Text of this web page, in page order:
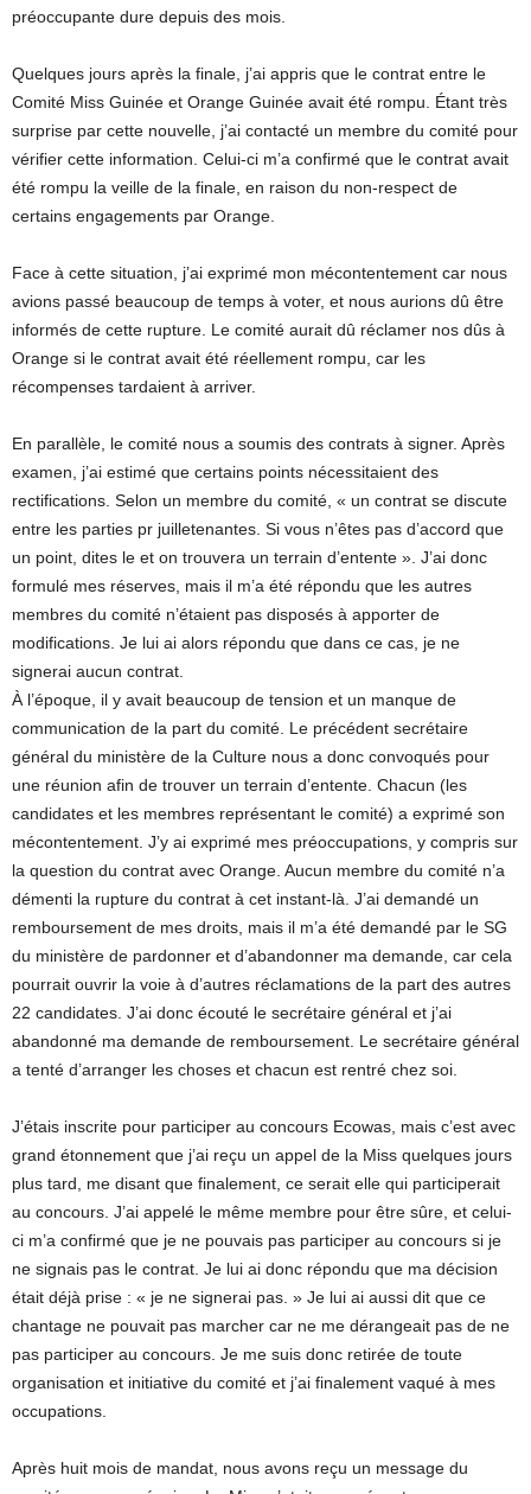
préoccupante dure depuis des mois.
Quelques jours après la finale, j’ai appris que le contrat entre le
Comité Miss Guinée et Orange Guinée avait été rompu. Étant très
surprise par cette nouvelle, j’ai contacté un membre du comité pour
vérifier cette information. Celui-ci m’a confirmé que le contrat avait
été rompu la veille de la finale, en raison du non-respect de
certains engagements par Orange.
Face à cette situation, j’ai exprimé mon mécontentement car nous
avions passé beaucoup de temps à voter, et nous aurions dû être
informés de cette rupture. Le comité aurait dû réclamer nos dûs à
Orange si le contrat avait été réellement rompu, car les
récompenses tardaient à arriver.
En parallèle, le comité nous a soumis des contrats à signer. Après
examen, j’ai estimé que certains points nécessitaient des
rectifications. Selon un membre du comité, « un contrat se discute
entre les parties pr juilletenantes. Si vous n’êtes pas d’accord que
un point, dites le et on trouvera un terrain d’entente ». J’ai donc
formulé mes réserves, mais il m’a été répondu que les autres
membres du comité n’étaient pas disposés à apporter de
modifications. Je lui ai alors répondu que dans ce cas, je ne
signerai aucun contrat.
À l’époque, il y avait beaucoup de tension et un manque de
communication de la part du comité. Le précédent secrétaire
général du ministère de la Culture nous a donc convoqués pour
une réunion afin de trouver un terrain d’entente. Chacun (les
candidates et les membres représentant le comité) a exprimé son
mécontentement. J’y ai exprimé mes préoccupations, y compris sur
la question du contrat avec Orange. Aucun membre du comité n’a
démenti la rupture du contrat à cet instant-là. J’ai demandé un
remboursement de mes droits, mais il m’a été demandé par le SG
du ministère de pardonner et d’abandonner ma demande, car cela
pourrait ouvrir la voie à d’autres réclamations de la part des autres
22 candidates. J’ai donc écouté le secrétaire général et j’ai
abandonné ma demande de remboursement. Le secrétaire général
a tenté d’arranger les choses et chacun est rentré chez soi.
J’étais inscrite pour participer au concours Ecowas, mais c’est avec
grand étonnement que j’ai reçu un appel de la Miss quelques jours
plus tard, me disant que finalement, ce serait elle qui participerait
au concours. J’ai appelé le même membre pour être sûre, et celui-
ci m’a confirmé que je ne pouvais pas participer au concours si je
ne signais pas le contrat. Je lui ai donc répondu que ma décision
était déjà prise : « je ne signerai pas. » Je lui ai aussi dit que ce
chantage ne pouvait pas marcher car ne me dérangeait pas de ne
pas participer au concours. Je me suis donc retirée de toute
organisation et initiative du comité et j’ai finalement vaqué à mes
occupations.
Après huit mois de mandat, nous avons reçu un message du